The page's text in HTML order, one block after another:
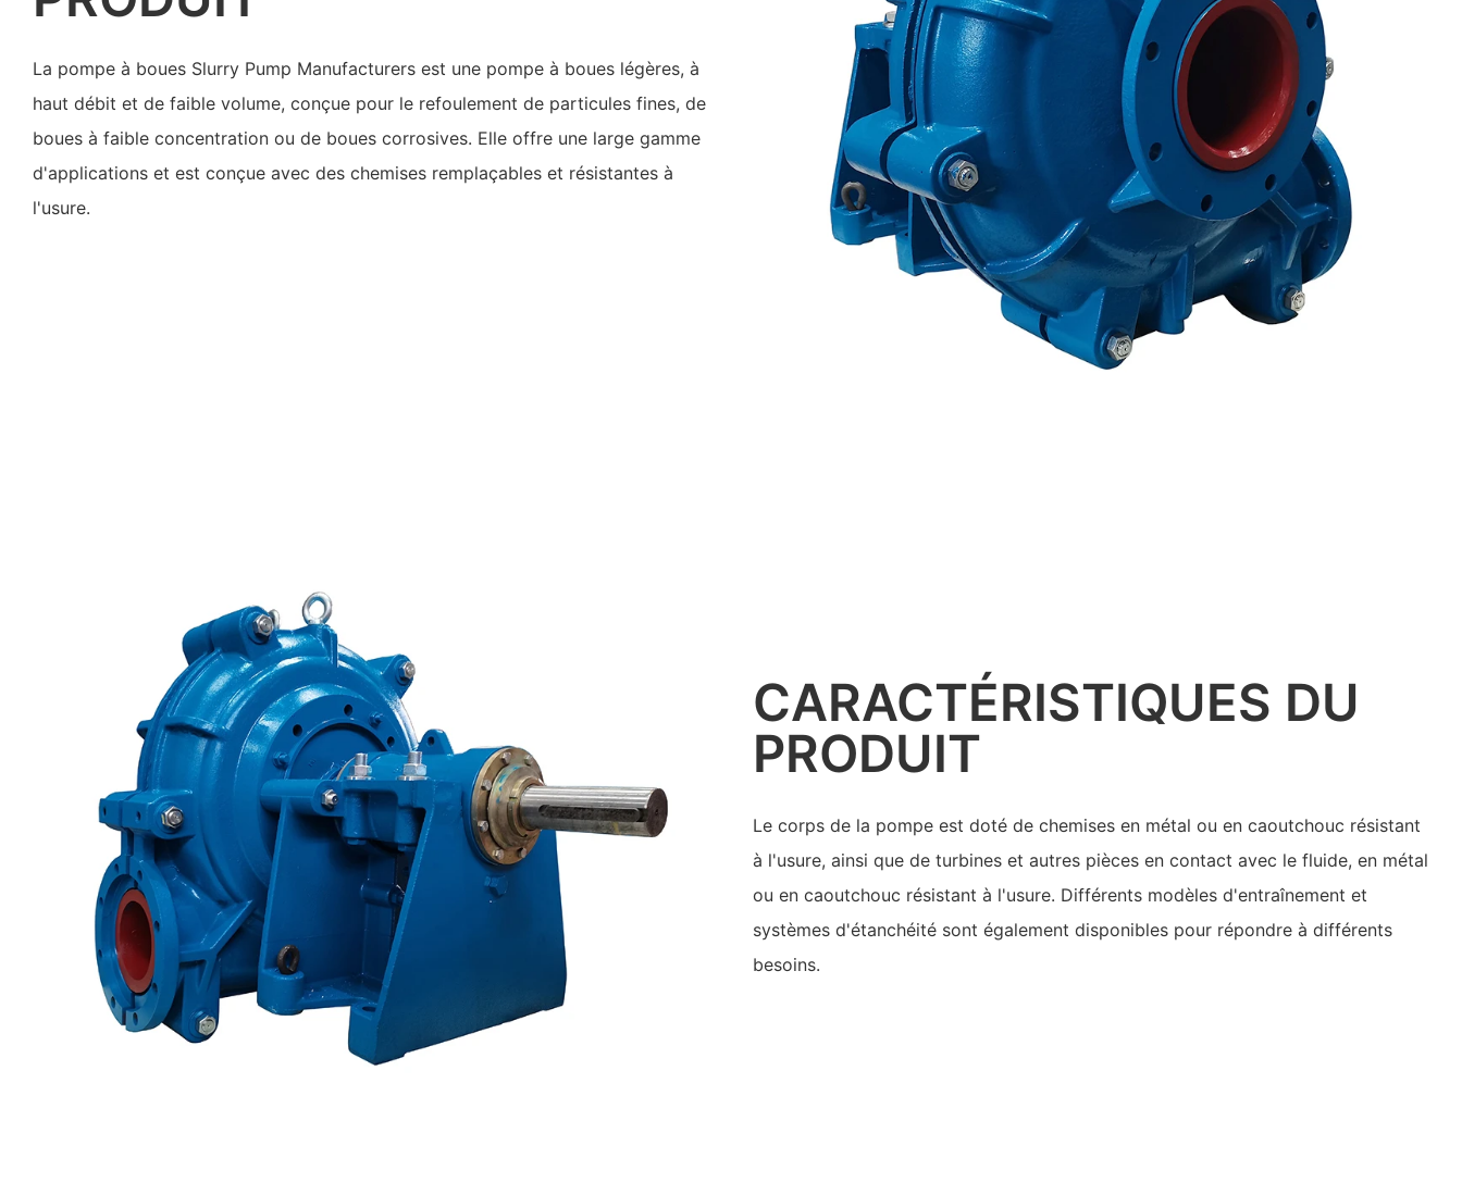
La pompe à boues Slurry Pump Manufacturers est une pompe à boues légères, à
haut débit et de faible volume, conçue pour le refoulement de particules fines, de
boues à faible concentration ou de boues corrosives. Elle offre une large gamme
d'applications et est conçue avec des chemises remplaçables et résistantes à
l'usure.
CARACTÉRISTIQUES DU
PRODUIT
Le corps de la pompe est doté de chemises en métal ou en caoutchouc résistant
à l'usure, ainsi que de turbines et autres pièces en contact avec le fluide, en métal
ou en caoutchouc résistant à l'usure. Différents modèles d'entraînement et
systèmes d'étanchéité sont également disponibles pour répondre à différents
besoins.